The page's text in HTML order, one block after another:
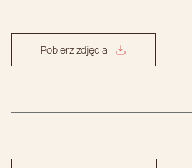
Pobierz zdjęcia